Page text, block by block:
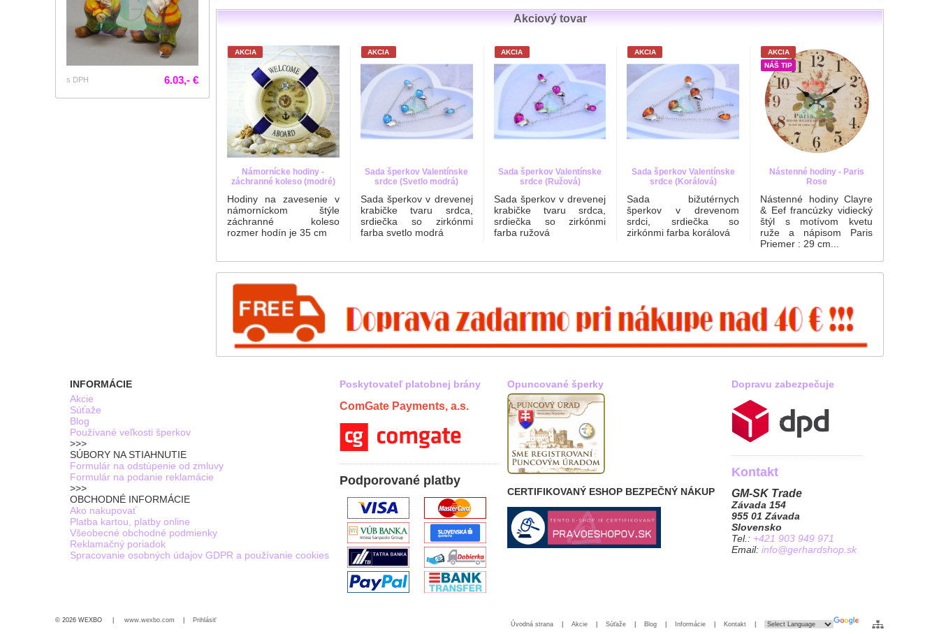
s DPH 6.03,- €
Akciový tovar
AKCIA
Námornícke hodiny -
záchranné koleso (modré)
Hodiny na zavesenie v
námorníckom štýle
záchranné koleso
rozmer hodín je 35 cm
AKCIA
Sada šperkov Valentínske
srdce (Svetlo modrá)
Sada šperkov v drevenej
krabičke tvaru srdca,
srdiečka so zirkónmi
farba svetlo modrá
AKCIA
Sada šperkov Valentínske
srdce (Ružová)
Sada šperkov v drevenej
krabičke tvaru srdca,
srdiečka so zirkónmi
farba ružová
AKCIA
Sada šperkov Valentínske
srdce (Korálová)
Sada bižutérnych
šperkov v drevenom
srdci, srdiečka so
zirkónmi farba korálová
AKCIA
NÁŠ TIP
Nástenné hodiny - Paris
Rose
Nástenné hodiny Clayre
& Eef francúzky vidiecký
štýl s motívom kvetu
ruže a nápisom Paris
Priemer : 29 cm...
INFORMÁCIE
Akcie
Súťaže
Blog
Používané veľkosti šperkov
>>>
SÚBORY NA STIAHNUTIE
Formulár na odstúpenie od zmluvy
Formulár na podanie reklamácie
>>>
OBCHODNÉ INFORMÁCIE
Ako nakupovať
Platba kartou, platby online
Všeobecné obchodné podmienky
Reklamačný poriadok
Spracovanie osobných údajov GDPR a používanie cookies
Poskytovateľ platobnej brány
ComGate Payments, a.s.
Podporované platby
Opuncované šperky
CERTIFIKOVANÝ ESHOP BEZPEČNÝ NÁKUP
Dopravu zabezpečuje
Kontakt
GM-SK Trade
Závada 154
955 01 Závada
Slovensko
Tel.: +421 903 949 971
Email: info@gerhardshop.sk
© 2026 WEXBO | www.wexbo.com Prihlásiť
Úvodná strana Akcie Súťaže Blog Informácie Kontakt